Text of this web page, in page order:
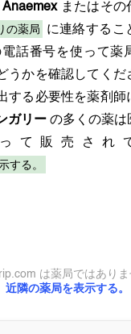
Anaemexまたはその
の薬局
に連絡するこ
電話番号を使って薬
うかを確認してくだ
する必要性を薬剤師
ガリーの多くの薬は
て販売され
する。
近隣の薬局を表示する。
は薬局ではありま